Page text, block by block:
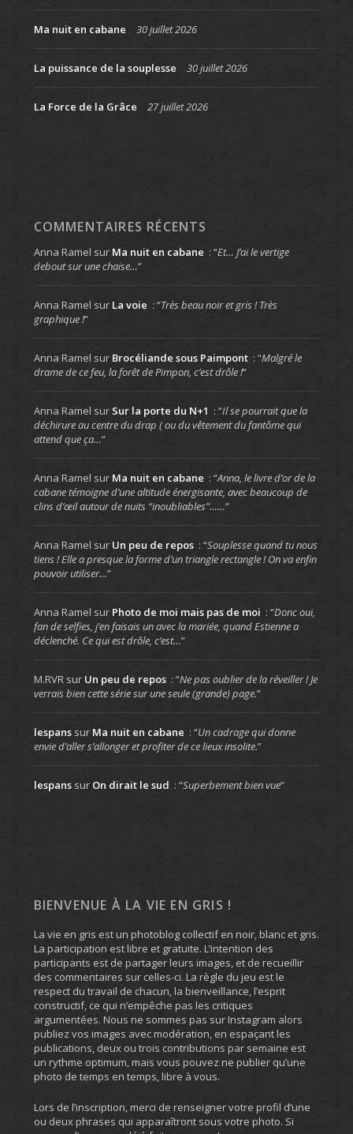
Ma nuit en cabane 30 juillet 2026
La puissance de la souplesse 30 juillet 2026
La Force de la Grâce 27 juillet 2026
COMMENTAIRES RÉCENTS
Anna Ramel sur Ma nuit en cabane : “Et… J’ai le vertige
debout sur une chaise…”
Anna Ramel sur La voie : “Très beau noir et gris ! Très
graphique !”
Anna Ramel sur Brocéliande sous Paimpont : “Malgré le
drame de ce feu, la forêt de Pimpon, c’est drôle !”
Anna Ramel sur Sur la porte du N+1 : “Il se pourrait que la
déchirure au centre du drap ( ou du vêtement du fantôme qui
attend que ça…”
Anna Ramel sur Ma nuit en cabane : “Anna, le livre d’or de la
cabane témoigne d’une altitude énergisante, avec beaucoup de
clins d’œil autour de nuits “inoubliables”……”
Anna Ramel sur Un peu de repos : “Souplesse quand tu nous
tiens ! Elle a presque la forme d’un triangle rectangle ! On va enfin
pouvoir utiliser…”
Anna Ramel sur Photo de moi mais pas de moi : “Donc oui,
fan de selfies, j’en faisais un avec la mariée, quand Estienne a
déclenché. Ce qui est drôle, c’est…”
M.RVRsur Un peu de repos : “Ne pas oublier de la réveiller ! Je
verrais bien cette série sur une seule (grande) page.”
lespanssur Ma nuit en cabane : “Un cadrage qui donne
envie d’aller s’allonger et profiter de ce lieux insolite.”
lespanssur On dirait le sud : “Superbement bien vue”
BIENVENUE À LA VIE EN GRIS !
La vie en gris est un photoblog collectif en noir, blanc et gris.
La participation est libre et gratuite. L’intention des
participants est de partager leurs images, et de recueillir
des commentaires sur celles-ci. La règle du jeu est le
respect du travail de chacun, la bienveillance, l’esprit
constructif, ce qui n’empêche pas les critiques
argumentées. Nous ne sommes pas sur Instagram alors
publiez vos images avec modération, en espaçant les
publications, deux ou trois contributions par semaine est
un rythme optimum, mais vous pouvez ne publier qu’une
photo de temps en temps, libre à vous.
Lors de l’inscription, merci de renseigner votre profil d’une
ou deux phrases qui apparaîtront sous votre photo. Si